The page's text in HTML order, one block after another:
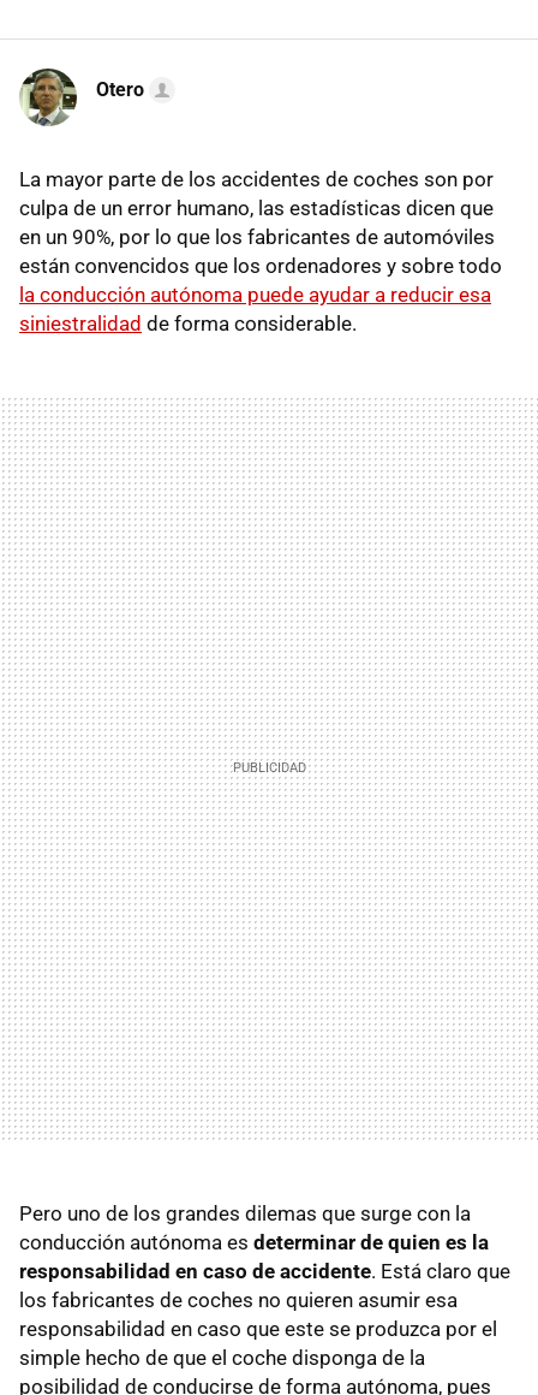
Otero
La mayor parte de los accidentes de coches son por
culpa de un error humano, las estadísticas dicen que
en un 90%, por lo que los fabricantes de automóviles
están convencidos que los ordenadores y sobre todo
la conducción autónoma puede ayudar a reducir esa
siniestralidad de forma considerable.
Pero uno de los grandes dilemas que surge con la
conducción autónoma es determinar de quien es la
responsabilidad en caso de accidente. Está claro que
los fabricantes de coches no quieren asumir esa
responsabilidad en caso que este se produzca por el
simple hecho de que el coche disponga de la
posibilidad de conducirse de forma autónoma, pues